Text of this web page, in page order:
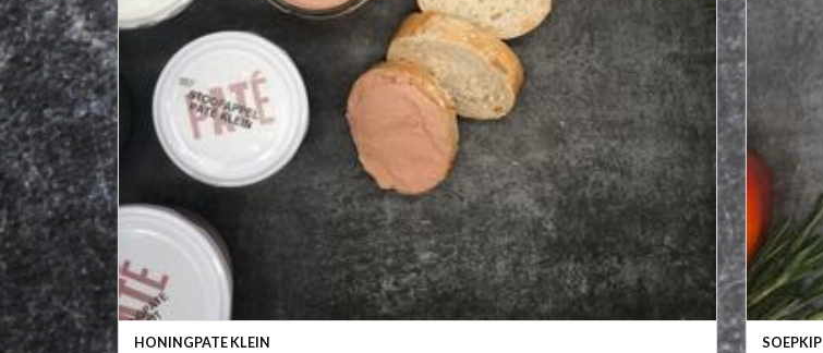
HONINGPATE KLEIN SOEPKIP